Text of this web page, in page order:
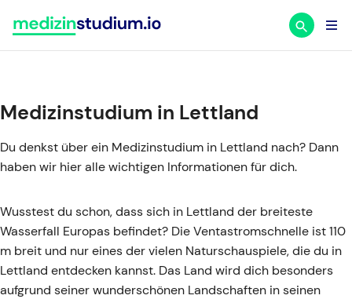
Inhalt
springen
Medizinstudium in Lettland
Du denkst über ein Medizinstudium in Lettland nach? Dann
haben wir hier alle wichtigen Informationen für dich.
Wusstest du schon, dass sich in Lettland der breiteste
Wasserfall Europas befindet? Die Ventastromschnelle ist 110
m breit und nur eines der vielen Naturschauspiele, die du in
Lettland entdecken kannst. Das Land wird dich besonders
aufgrund seiner wunderschönen Landschaften in seinen